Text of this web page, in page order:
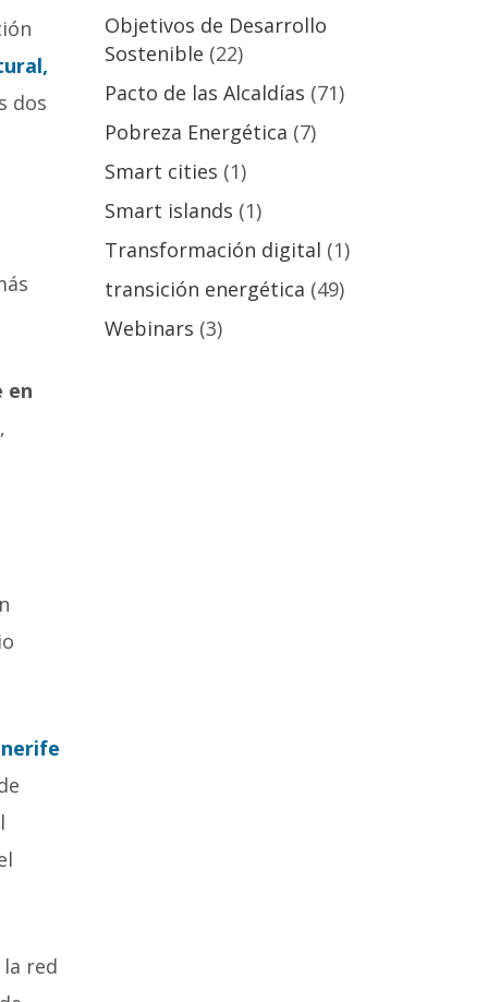
dos
en
red
Objetivos de Desarrollo
Sostenible (22)
Pacto de las Alcaldías (71)
Pobreza Energética (7)
Smart cities (1)
Smart islands (1)
Transformación digital (1)
transición energética (49)
Webinars (3)